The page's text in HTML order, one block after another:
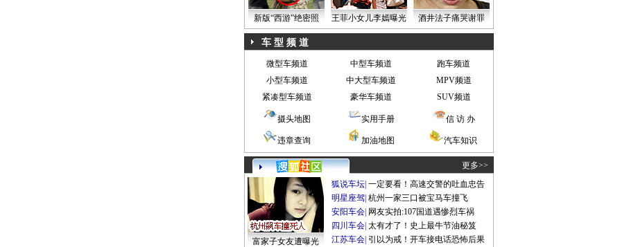
新版“西游”绝密照 王菲小女儿李嫣曝光 酒井法子痛哭谢罪
车 型 频 道
微型车频道 中型车频道
跑车频道
小型车频道
中大型车频道
MPV频道
紧凑型车频道
豪华车频道 SUV频道
摄头地图 实用手册 信 访 办
违章查询 加油地图 汽车知识
更多>>
富家子女友遭曝光
狐说车坛 一定要看！高速交警的吐血忠告
明星座驾 杭州一家三口被宝马车撞飞
安阳车会 网友实拍:107国道遇惨烈车祸
四川车会 太有才了！史上最牛节油秘笈
江苏车会 引以为戒！开车接电话恐怖后果